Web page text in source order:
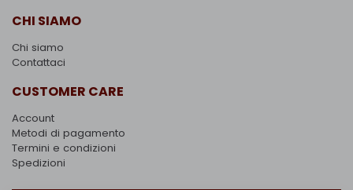
CHI SIAMO
Chi siamo
Contattaci
CUSTOMER CARE
Account
Metodi di pagamento
Termini e condizioni
Spedizioni